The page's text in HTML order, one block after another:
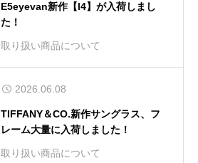
E5eyevan新作【l4】が入荷しまし
た！
取り扱い商品について
2026.06.08
TIFFANY＆CO.新作サングラス、フ
レーム大量に入荷しました！
取り扱い商品について